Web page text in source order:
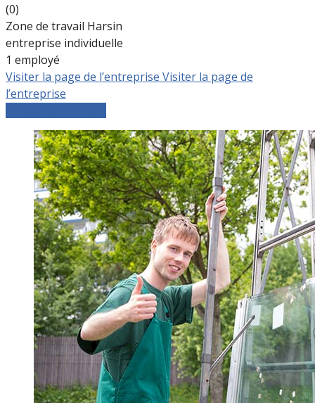
(0)
Zone de travail Harsin
entreprise individuelle
1 employé
Visiter la page de l’entreprise Visiter la page de
l’entreprise